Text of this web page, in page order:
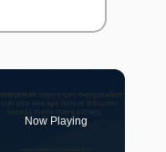
Now Playing